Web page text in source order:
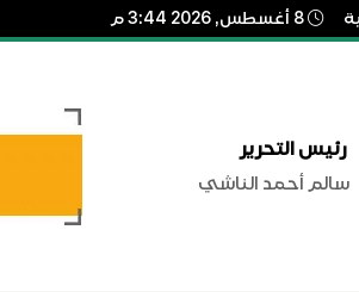
رئيس التحرير
سالم أحمد الناشي